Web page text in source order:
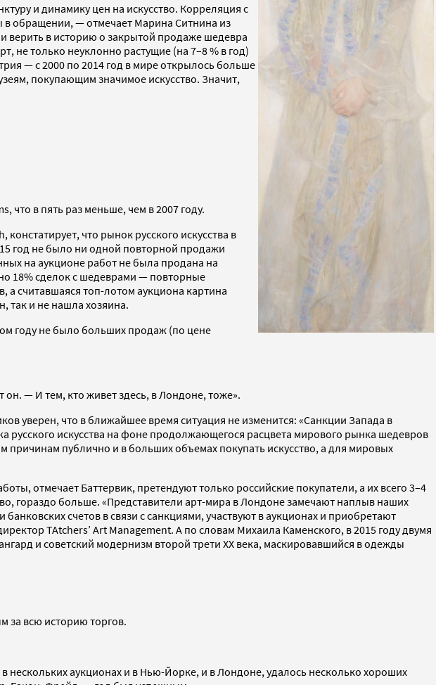
и динамику цен на искусство. Корреляция с
обращении, — отмечает Марина Ситнина из
верить в историю о закрытой продаже шедевра
не только неуклонно растущие (на 7–8 % в год)
— с 2000 по 2014 год в мире открылось больше
покупающим значимое искусство. Значит,
что в пять раз меньше, чем в 2007 году.
что рынок русского искусства в
год не было ни одной повторной продажи
на аукционе работ не была продана на
18% сделок с шедеврами — повторные
а считавшаяся топ-лотом аукциона картина
так и не нашла хозяина.
году не было больших продаж (по цене
он. — И тем, кто живет здесь, в Лондоне, тоже».
уверен, что в ближайшее время ситуация не изменится: «Санкции Запада в
искусства на фоне продолжающегося расцвета мирового рынка шедевров
причинам публично и в больших объемах покупать искусство, а для мировых
отмечает Баттервик, претендуют только российские покупатели, а их всего 3–4
гораздо больше. «Представители арт-мира в Лондоне замечают наплыв наших
счетов в связи с санкциями, участвуют в аукционах и приобретают
TAtchers’ Art Management. А по словам Михаила Каменского, в 2015 году двумя
и советский модернизм второй трети ХХ века, маскировавшийся в одежды
за всю историю торгов.
аукционах и в Нью-Йорке, и в Лондоне, удалось несколько хороших